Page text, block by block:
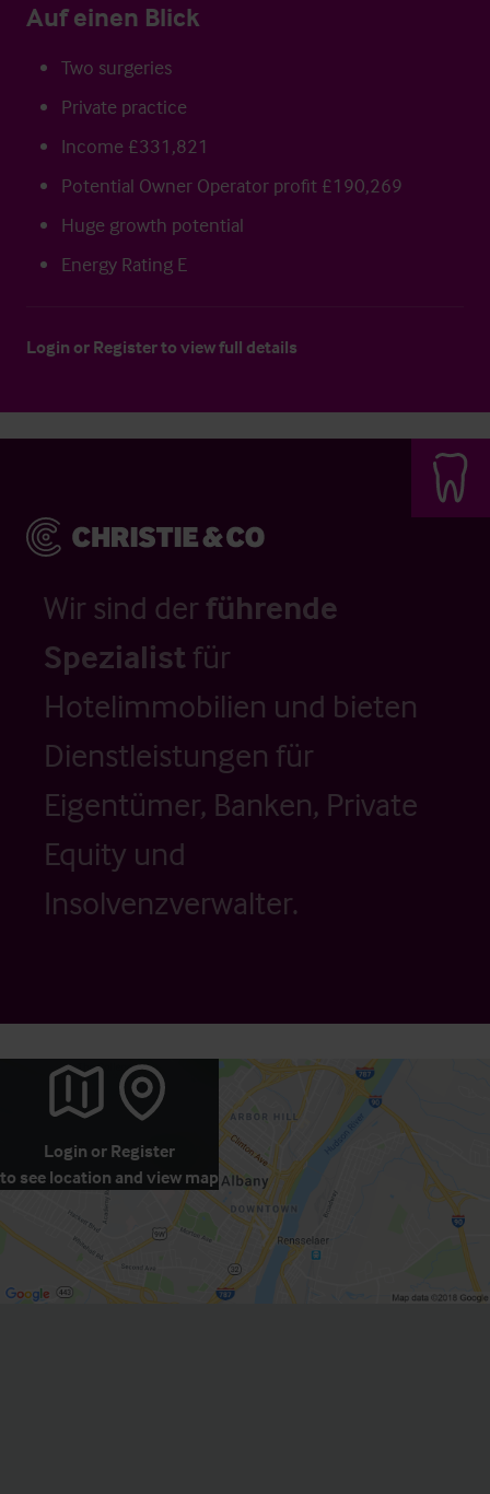
Auf einen Blick
Two surgeries
Private practice
Income £331,821
Potential Owner Operator profit £190,269
Huge growth potential
Energy Rating E
Login or Registerto view full details
Wir sind der führende
Spezialistfür
Hotelimmobilien und bieten
Dienstleistungen für
Eigentümer, Banken, Private
Equity und
Insolvenzverwalter.
Login or Register
to see location and view map